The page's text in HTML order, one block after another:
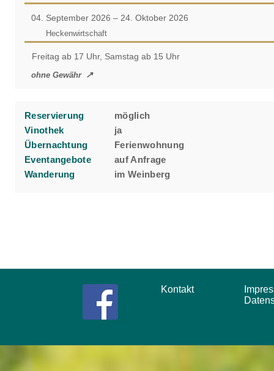
04. September 2026 – 24. Oktober 2026
Heckenwirtschaft
Freitag ab 17 Uhr, Samstag ab 15 Uhr
ohne Gewähr
Reservierung
möglich
Vinothek
ja
Übernachtung
Ferienwohnung
Eventangebote
auf Anfrage
Wanderung
im Weinberg
Kontakt